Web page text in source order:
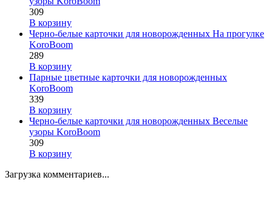
309
В корзину
Черно-белые карточки для новорожденных На прогулке
KoroBoom
289
В корзину
Парные цветные карточки для новорожденных
KoroBoom
339
В корзину
Черно-белые карточки для новорожденных Веселые
узоры KoroBoom
309
В корзину
Загрузка комментариев...